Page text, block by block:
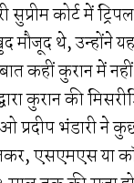
सुप्रीम कोर्ट में
मौजूद थे, उन्होंने यह
कहीं कुरान में
कुरान की
प्रदीप भंडारी ने
एसएमएस या